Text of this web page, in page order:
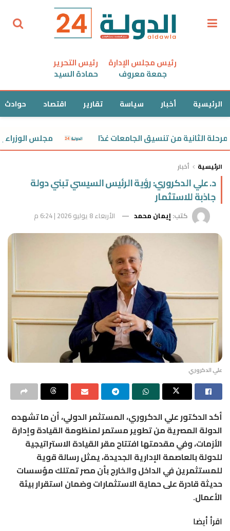
رئيس مجلس الإدارة
جمعة معروف
رئيس التحرير
حمادة السيد
الرئيسية أخبار سياسة تقارير اقتصاد حوادث
من تنسيق الجامعات غدًا مجلس الوزراء يوافق
الرئيسية أخبار
د. علي الدكروري: رؤية الرئيس السيسي تبني دولة
جاذبة للاستثمار
كتب: إيمان محمد الأربعاء 8 يوليو 2026 | 6:24 م
علي الدكروري
أكد الدكتور علي الدكروري، المستثمر الدولي، أن ما تشهده
الدولة المصرية من تطوير مستمر لمنظومة القيادة وإدارة
الأزمات، وفي مقدمتها افتتاح مقر القيادة الاستراتيجية
للدولة بالعاصمة الإدارية الجديدة، يمثل رسالة قوية
للمستثمرين في الداخل والخارج بأن مصر تمتلك مؤسسات
حديثة قادرة على حماية الاستثمارات وضمان استقرار بيئة
الأعمال.
اقرأ أيضا